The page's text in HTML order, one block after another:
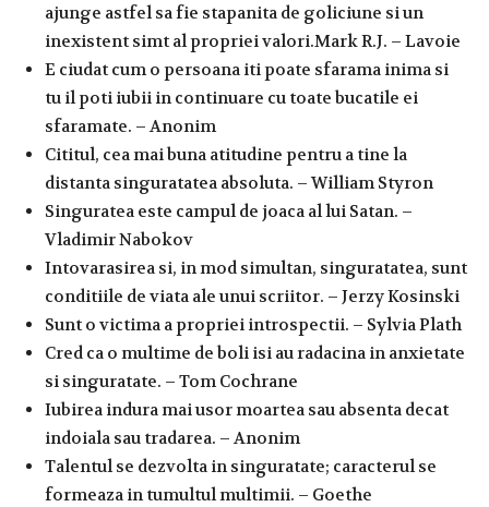
ajunge astfel sa fie stapanita de goliciune si un
inexistent simt al propriei valori.Mark R.J. – Lavoie
E ciudat cum o persoana iti poate sfarama inima si
tu il poti iubii in continuare cu toate bucatile ei
sfaramate. – Anonim
Cititul, cea mai buna atitudine pentru a tine la
distanta singuratatea absoluta. – William Styron
Singuratea este campul de joaca al lui Satan. –
Vladimir Nabokov
Intovarasirea si, in mod simultan, singuratatea, sunt
conditiile de viata ale unui scriitor. – Jerzy Kosinski
Sunt o victima a propriei introspectii. – Sylvia Plath
Cred ca o multime de boli isi au radacina in anxietate
si singuratate. – Tom Cochrane
Iubirea indura mai usor moartea sau absenta decat
indoiala sau tradarea. – Anonim
Talentul se dezvolta in singuratate; caracterul se
formeaza in tumultul multimii. – Goethe